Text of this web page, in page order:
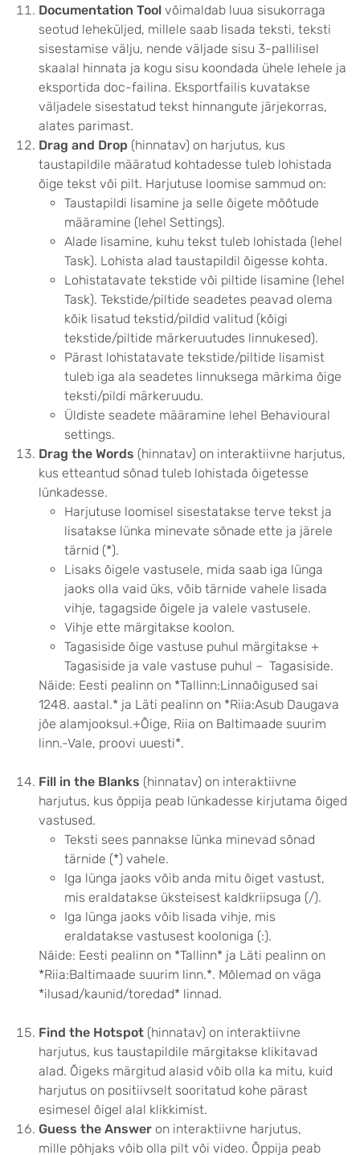
Documentation Tool võimaldab luua sisukorraga
seotud leheküljed, millele saab lisada teksti, teksti
sisestamise välju, nende väljade sisu 3-pallilisel
skaalal hinnata ja kogu sisu koondada ühele lehele ja
eksportida doc-failina. Eksportfailis kuvatakse
väljadele sisestatud tekst hinnangute järjekorras,
alates parimast.
Drag and Drop (hinnatav) on harjutus, kus
taustapildile määratud kohtadesse tuleb lohistada
õige tekst või pilt. Harjutuse loomise sammud on:
Taustapildi lisamine ja selle õigete mõõtude
määramine (lehel Settings).
Alade lisamine, kuhu tekst tuleb lohistada (lehel
Task). Lohista alad taustapildil õigesse kohta.
Lohistatavate tekstide või piltide lisamine (lehel
Task). Tekstide/piltide seadetes peavad olema
kõik lisatud tekstid/pildid valitud (kõigi
tekstide/piltide märkeruutudes linnukesed).
Pärast lohistatavate tekstide/piltide lisamist
tuleb iga ala seadetes linnuksega märkima õige
teksti/pildi märkeruudu.
Üldiste seadete määramine lehel Behavioural
settings.
Drag the Words (hinnatav) on interaktiivne harjutus,
kus etteantud sõnad tuleb lohistada õigetesse
lünkadesse.
Harjutuse loomisel sisestatakse terve tekst ja
lisatakse lünka minevate sõnade ette ja järele
tärnid (*).
Lisaks õigele vastusele, mida saab iga lünga
jaoks olla vaid üks, võib tärnide vahele lisada
vihje, tagagside õigele ja valele vastusele.
Vihje ette märgitakse koolon.
Tagasiside õige vastuse puhul märgitakse +
Tagasiside ja vale vastuse puhul – Tagasiside.
Näide: Eesti pealinn on *Tallinn:Linnaõigused sai
1248. aastal.* ja Läti pealinn on *Riia:Asub Daugava
jõe alamjooksul.+Õige, Riia on Baltimaade suurim
linn.-Vale, proovi uuesti*.
Fill in the Blanks (hinnatav) on interaktiivne
harjutus, kus õppija peab lünkadesse kirjutama õiged
vastused.
Teksti sees pannakse lünka minevad sõnad
tärnide (*) vahele.
Iga lünga jaoks võib anda mitu õiget vastust,
mis eraldatakse üksteisest kaldkriipsuga (/).
Iga lünga jaoks võib lisada vihje, mis
eraldatakse vastusest kooloniga (:).
Näide: Eesti pealinn on *Tallinn* ja Läti pealinn on
*Riia:Baltimaade suurim linn.*. Mõlemad on väga
*ilusad/kaunid/toredad* linnad.
Find the Hotspot (hinnatav) on interaktiivne
harjutus, kus taustapildile märgitakse klikitavad
alad. Õigeks märgitud alasid võib olla ka mitu, kuid
harjutus on positiivselt sooritatud kohe pärast
esimesel õigel alal klikkimist.
Guess the Answer on interaktiivne harjutus,
mille põhjaks võib olla pilt või video. Õppija peab